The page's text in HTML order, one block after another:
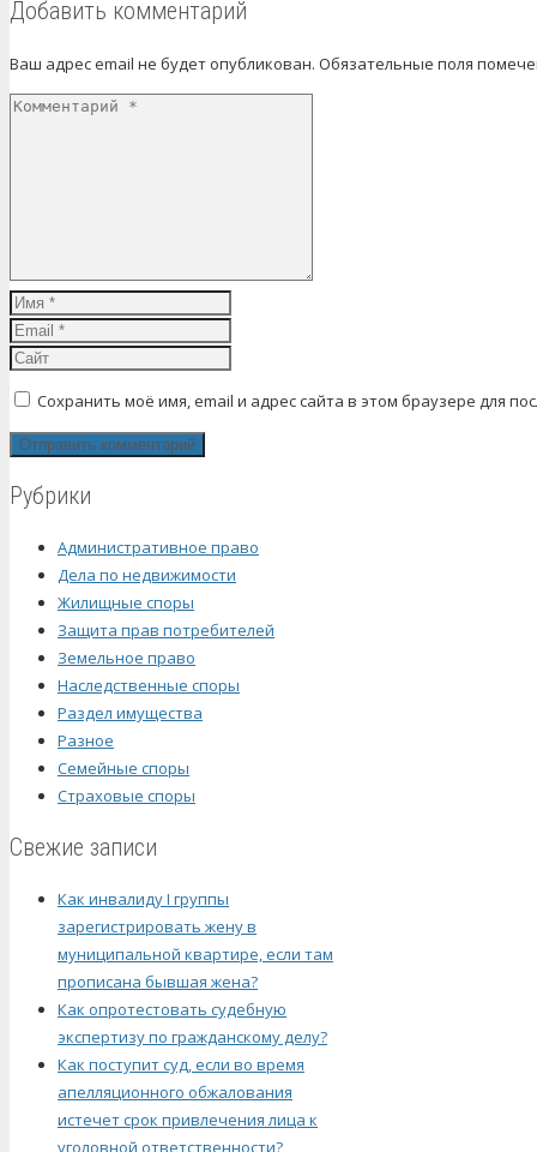
Добавить комментарий
Ваш адрес email не будет опубликован. Обязательные поля
Сохранить моё имя, email и адрес сайта в этом браузере для
Рубрики
Административное право
Дела по недвижимости
Жилищные споры
Защита прав потребителей
Земельное право
Наследственные споры
Раздел имущества
Разное
Семейные споры
Страховые споры
Свежие записи
Как инвалиду I группы
зарегистрировать жену в
муниципальной квартире, если там
прописана бывшая жена?
Как опротестовать судебную
экспертизу по гражданскому делу?
Как поступит суд, если во время
апелляционного обжалования
истечет срок привлечения лица к
уголовной ответственности?